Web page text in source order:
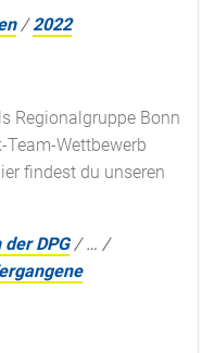
/2022
Regionalgruppe Bonn
Team-Wettbewerb
findest du unseren
DPG /… /